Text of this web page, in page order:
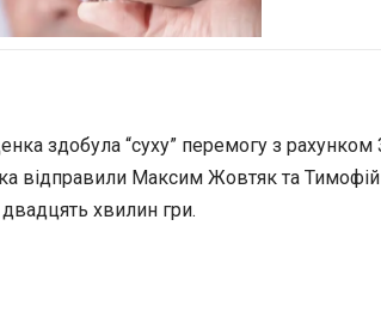
здобула “суху” перемогу з
відправили Максим Жовтяк та
хвилин гри.